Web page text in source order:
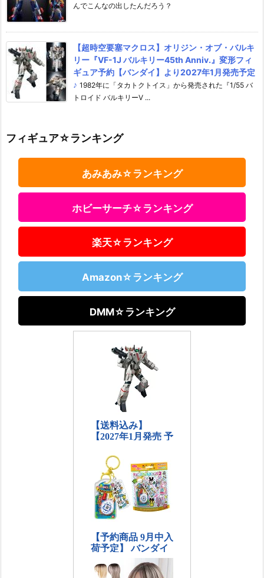
んでこんなの出したんだろう？
【超時空要塞マクロス】オリジン・オブ・バルキ
リー『VF-1J バルキリー45th Anniv.』変形フィ
ギュア予約【バンダイ】より2027年1月発売予定
♪ 1982年に「タカトクトイス」から発売された『1/55 バ
トロイド バルキリーV ...
フィギュア☆ランキング
あみあみ☆ランキング
ホビーサーチ☆ランキング
楽天☆ランキング
Amazon☆ランキング
DMM☆ランキング